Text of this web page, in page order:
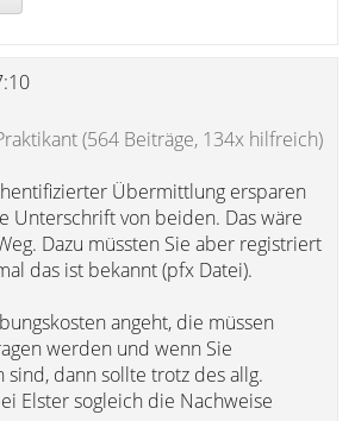
(564 Beiträge, 134x hilfreich)
Übermittlung ersparen
Unterschrift von beiden. Das wäre
Dazu müssten Sie aber registriert
das ist bekannt (pfx Datei).
angeht, die müssen
werden und wenn Sie
dann sollte trotz des allg.
Elster sogleich die Nachweise